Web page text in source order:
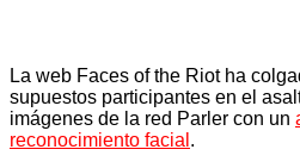
La web Faces of the Riot ha
supuestos participantes en el
imágenes de la red Parler con un
reconocimiento facial .